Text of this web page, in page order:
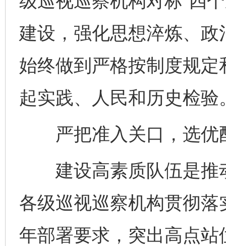
建设，强化思想淬炼、
始终做到严格按制度规
起实践、人民和历史检验
严把准入关口，选优
建设高素质队伍是推
各级巡视巡察机构贯彻落
年部署要求，突出高点